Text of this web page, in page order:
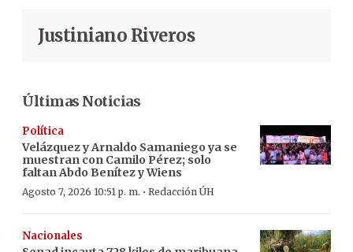
Justiniano Riveros
Últimas Noticias
Política
Velázquez y Arnaldo Samaniego ya se
muestran con Camilo Pérez; solo
faltan Abdo Benítez y Wiens
Agosto 7, 2026 10:51 p. m. · Redacción ÚH
Nacionales